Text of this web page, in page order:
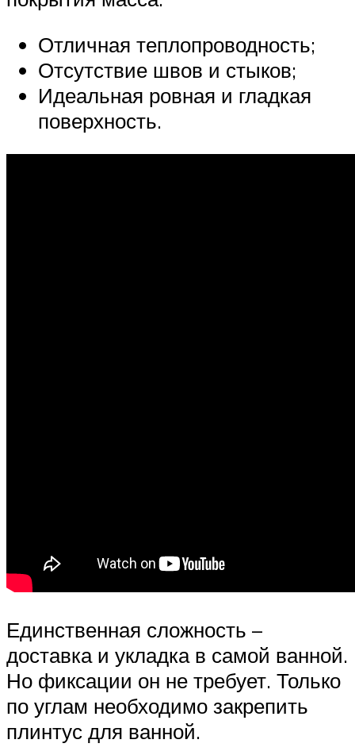
Отличная теплопроводность;
Отсутствие швов и стыков;
Идеальная ровная и гладкая
поверхность.
Единственная сложность –
доставка и укладка в самой ванной.
Но фиксации он не требует. Только
по углам необходимо закрепить
плинтус для ванной.